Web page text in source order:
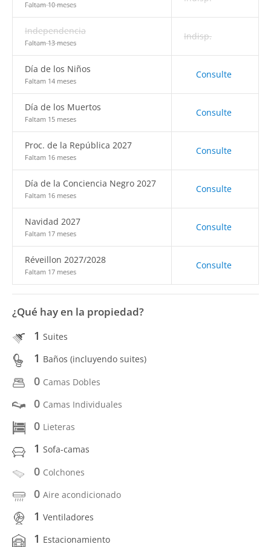
Faltam 10 meses
Independencia
Faltam 13 meses
Indisp.
Día de los Niños
Faltam 14 meses
Consulte
Día de los Muertos
Faltam 15 meses
Consulte
Proc. de la República 2027
Faltam 16 meses
Consulte
Día de la Conciencia Negro 2027
Faltam 16 meses
Consulte
Navidad 2027
Faltam 17 meses
Consulte
Réveillon 2027/2028
Faltam 17 meses
Consulte
¿Qué hay en la propiedad?
1 Suites
1 Baños (incluyendo suites)
0 Camas Dobles
0 Camas Individuales
0 Lieteras
1 Sofa-camas
0 Colchones
0 Aire acondicionado
1 Ventiladores
1 Estacionamiento